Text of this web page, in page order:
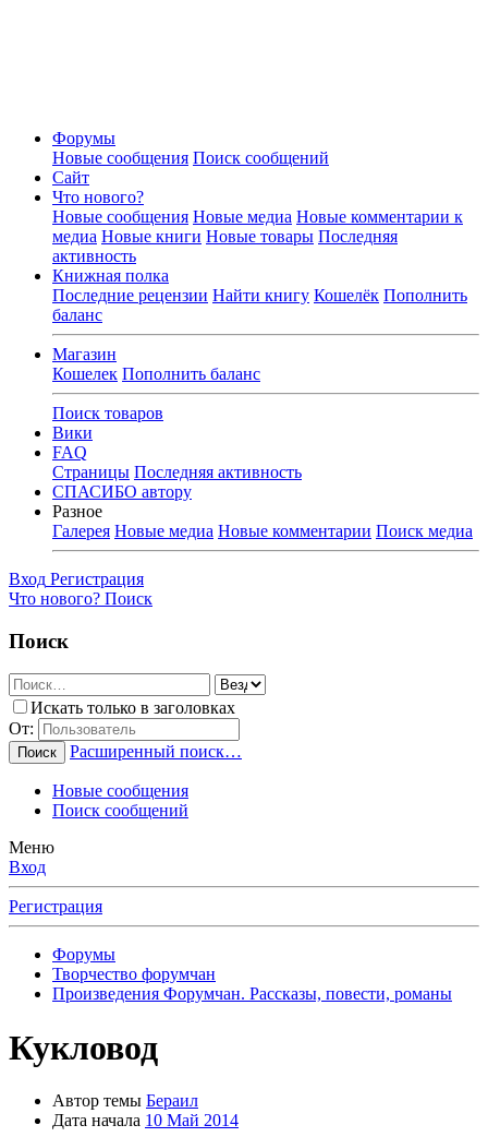
Форумы
Новые сообщения Поиск сообщений
Сайт
Что нового?
Новые сообщения Новые медиа Новые комментарии к
медиа Новые книги Новые товары Последняя
активность
Книжная полка
Последние рецензии Найти книгу Кошелёк Пополнить
баланс
Магазин
Кошелек Пополнить баланс
Поиск товаров
Вики
FAQ
Страницы Последняя активность
СПАСИБО автору
Разное
Галерея Новые медиа Новые комментарии Поиск медиа
Вход Регистрация
Что нового? Поиск
Поиск
Искать только в заголовках
От:
Поиск Расширенный поиск…
Новые сообщения
Поиск сообщений
Меню
Вход
Регистрация
Форумы
Творчество форумчан
Произведения Форумчан. Рассказы, повести, романы
Кукловод
Автор темы Бераил
Дата начала 10 Май 2014